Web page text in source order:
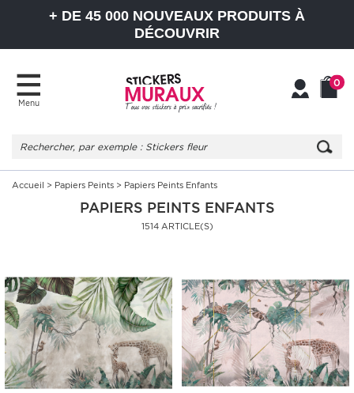
+ DE 45 000 NOUVEAUX PRODUITS À
DÉCOUVRIR
Menu
0
Accueil > Papiers Peints > Papiers Peints Enfants
PAPIERS PEINTS ENFANTS
1514 ARTICLE(S)